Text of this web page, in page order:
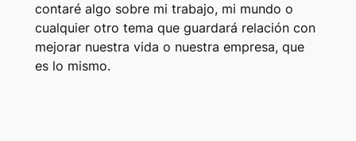
contaré algo sobre mi trabajo, mi mundo o
cualquier otro tema que guardará relación con
mejorar nuestra vida o nuestra empresa, que
es lo mismo.